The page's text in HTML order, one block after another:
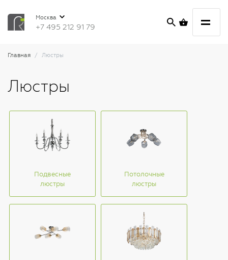
Москва
+7 495 212 91 79
Главная Люстры
Люстры
Подвесные
люстры
Потолочные
люстры